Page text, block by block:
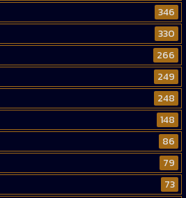
346
330
266
249
248
148
86
79
73